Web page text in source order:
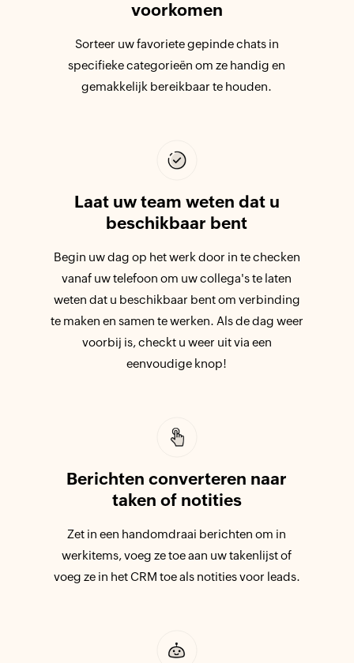
voorkomen
Sorteer uw favoriete gepinde chats in
specifieke categorieën om ze handig en
gemakkelijk bereikbaar te houden.
Laat uw team weten dat u
beschikbaar bent
Begin uw dag op het werk door in te checken
vanaf uw telefoon om uw collega's te laten
weten dat u beschikbaar bent om verbinding
te maken en samen te werken. Als de dag weer
voorbij is, checkt u weer uit via een
eenvoudige knop!
Berichten converteren naar
taken of notities
Zet in een handomdraai berichten om in
werkitems, voeg ze toe aan uw takenlijst of
voeg ze in het CRM toe als notities voor leads.